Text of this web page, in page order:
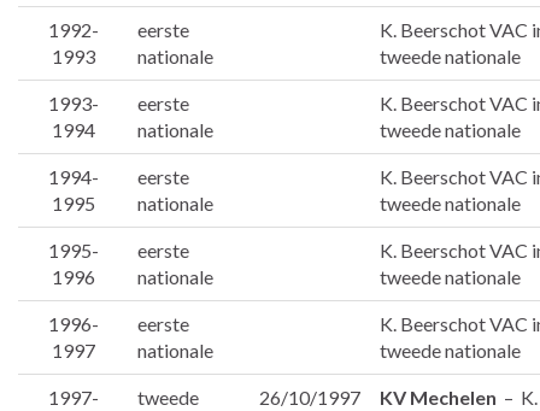
1992-
1993
eerste
nationale
K. Beerschot VAC
tweede nationale
1993-
1994
eerste
nationale
K. Beerschot VAC
tweede nationale
1994-
1995
eerste
nationale
K. Beerschot VAC
tweede nationale
1995-
1996
eerste
nationale
K. Beerschot VAC
tweede nationale
1996-
1997
eerste
nationale
K. Beerschot VAC
tweede nationale
1997-
tweede
26/10/1997 KV Mechelen – K.